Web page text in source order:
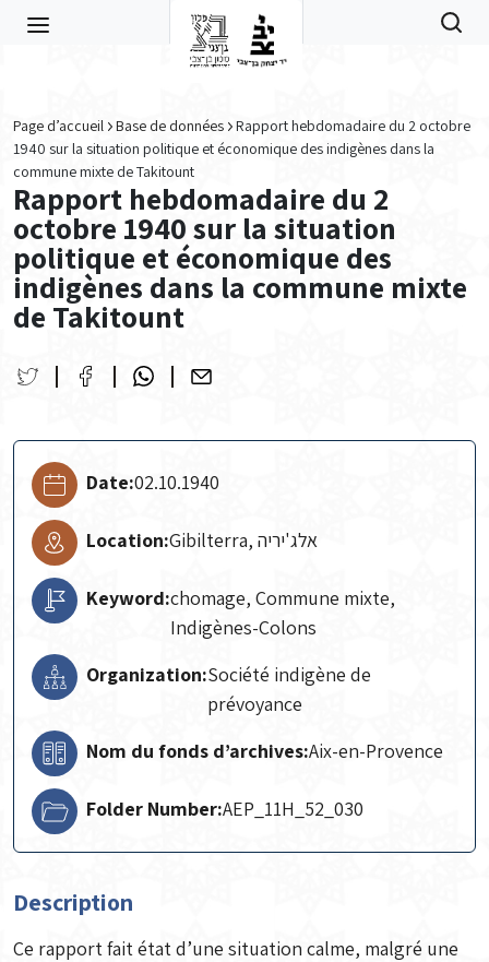
Page d’accueil Base de données
Rapport hebdomadaire du 2 octobre
1940 sur la situation politique et économique des indigènes dans la
commune mixte de Takitount
Rapport hebdomadaire du 2
octobre 1940 sur la situation
politique et économique des
indigènes dans la commune mixte
de Takitount
Date:02.10.1940
Location: Gibilterra, אלג'יריה
Keyword:chomage, Commune mixte,
Indigènes-Colons
Organization:Société indigène de
prévoyance
Nom du fonds d’archives:Aix-en-Provence
Folder Number:AEP_11H_52_030
Description
Ce rapport fait état d’une situation calme, malgré une